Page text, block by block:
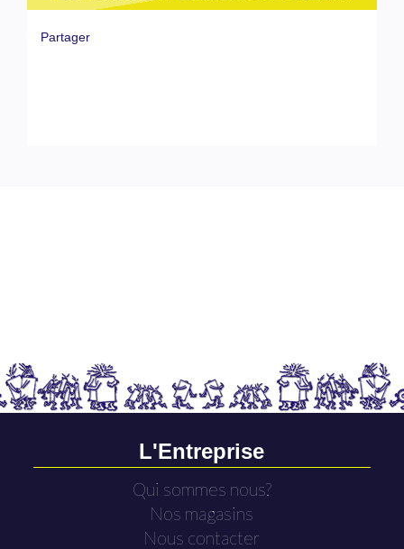
Partager
L'Entreprise
Qui sommes nous?
Nos magasins
Nous contacter